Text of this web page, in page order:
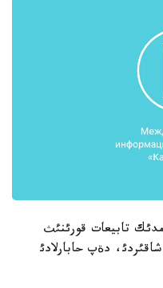
تابيعات قورئنئث
دةپ حابارلادئ